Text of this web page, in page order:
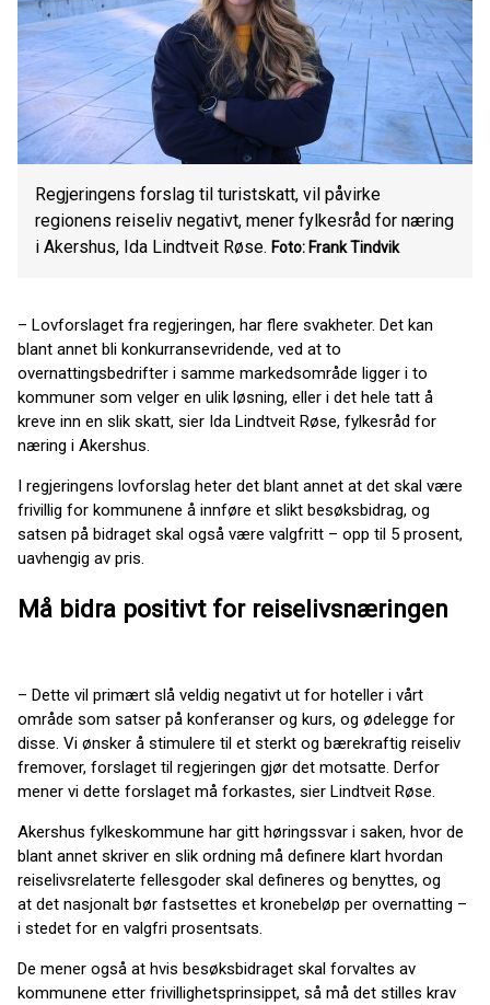
Regjeringens forslag til turistskatt, vil påvirke
regionens reiseliv negativt, mener fylkesråd for næring
i Akershus, Ida Lindtveit Røse. Foto: Frank Tindvik
– Lovforslaget fra regjeringen, har flere svakheter. Det kan
blant annet bli konkurransevridende, ved at to
overnattingsbedrifter i samme markedsområde ligger i to
kommuner som velger en ulik løsning, eller i det hele tatt å
kreve inn en slik skatt, sier Ida Lindtveit Røse, fylkesråd for
næring i Akershus.
I regjeringens lovforslag heter det blant annet at det skal være
frivillig for kommunene å innføre et slikt besøksbidrag, og
satsen på bidraget skal også være valgfritt – opp til 5 prosent,
uavhengig av pris.
Må bidra positivt for reiselivsnæringen
– Dette vil primært slå veldig negativt ut for hoteller i vårt
område som satser på konferanser og kurs, og ødelegge for
disse. Vi ønsker å stimulere til et sterkt og bærekraftig reiseliv
fremover, forslaget til regjeringen gjør det motsatte. Derfor
mener vi dette forslaget må forkastes, sier Lindtveit Røse.
Akershus fylkeskommune har gitt høringssvar i saken, hvor de
blant annet skriver en slik ordning må definere klart hvordan
reiselivsrelaterte fellesgoder skal defineres og benyttes, og
at det nasjonalt bør fastsettes et kronebeløp per overnatting –
i stedet for en valgfri prosentsats.
De mener også at hvis besøksbidraget skal forvaltes av
kommunene etter frivillighetsprinsippet, så må det stilles krav